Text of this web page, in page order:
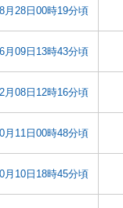
月28日00時19分頃
月09日13時43分頃
月08日12時16分頃
月11日00時48分頃
月10日18時45分頃